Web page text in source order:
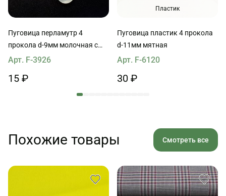
Пуговица перламутр 4
прокола d-9мм молочная с
ободком
Арт. F-3926
15 ₽
Пластик
Пуговица пластик 4 прокола
d-11мм мятная
Арт. F-6120
30 ₽
Похожие товары Смотреть все